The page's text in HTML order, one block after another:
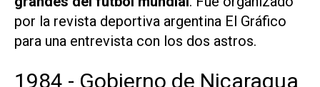
por la revista deportiva argentina El Gráfico
para una entrevista con los dos astros.
1984 - Gobierno de Nicaragua